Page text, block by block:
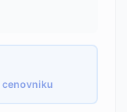
cenovniku